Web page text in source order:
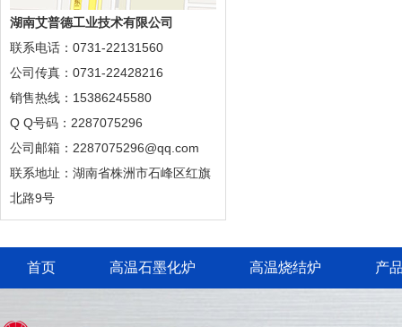
湖南艾普德工业技术有限公司
联系电话：0731-22131560
公司传真：0731-22428216
销售热线：15386245580
Q Q号码：2287075296
公司邮箱：2287075296@qq.com
联系地址：湖南省株洲市石峰区红旗
北路9号
首页 高温石墨化炉 高温烧结炉 产